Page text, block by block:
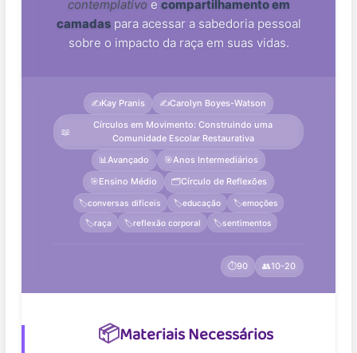
contemplativo e compartilhamento em
camadaspara acessar a sabedoria pessoal
sobre o impacto da raça em suas vidas.
✍️Kay Pranis ✍️Carolyn Boyes-Watson
📖
Círculos em Movimento: Construindo uma
Comunidade Escolar Restaurativa
📊Avançado 🎯Anos Intermediários
🎯Ensino Médio 🗂️Círculo de Reflexões
🏷️conversas difíceis 🏷️educação 🏷️emoções
🏷️raça 🏷️reflexão corporal 🏷️sentimentos
⏱️90 👥10-20
📦Materiais Necessários